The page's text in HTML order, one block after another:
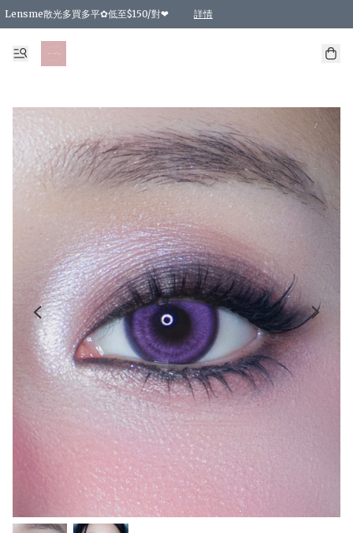
Lensme散光多買多平✿低至$150/對❤ 詳情
台灣Karacon⁩✧日拋 特價清貨❁⃘
日本韓國多款日/月拋現貨☼ 特價❤︎數量有限 售完即止
🇰🇷韓國多款月拋現貨 特價兩對$99✿數量有限 售完即止♫
精選商品，任選買2件或以上9 折；買4件或以上85 折；買6件或以上8 折
精選商品，任選買2件HKD 140.00；買4件HKD 260.00
精選商品，任選買2件HKD 190.00；買4件HKD 360.00
精選商品，任選買2件HKD 110.00；買4件HKD 180.00
精選商品，任選買2件HKD 170.00；買4件HKD 320.00
精選商品，任選買2件或以上減HKD 148.00
精選商品，任選買2件或以上減HKD 148.00
精選商品，任選買2件或以上95 折；買4件或以上9 折；買6件或以上85 折；買8件
精選商品，任選買12件或以上87 折
精選商品，任選買2件或以上減HKD 16.00；買4件或以上減HKD 32.00；買6
精選商品，任選買2件或以上95 折；買4件或以上9 折；買8件或以上85 折；買12
購物滿 HKD 800.00即享免運費優惠！（適用於 特定的送貨方式 )